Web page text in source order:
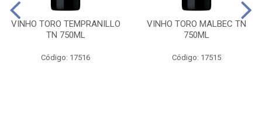
VINHO TORO TEMPRANILLO
TN 750ML
Código: 17516
VINHO TORO MALBEC TN
750ML
Código: 17515